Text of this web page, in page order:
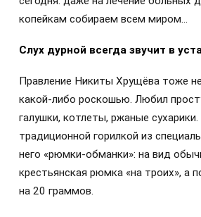
копейкам собираем всем миром…
Слух дурной всегда звучит в
Правление Никиты Хрущёва тоже
какой-либо роскошью. Любил
галушки, котлеты, ржаные
традиционной горилкой из
него «рюмки-обманки»: на вид
крестьянская рюмка «на троих», а
на 20 граммов.